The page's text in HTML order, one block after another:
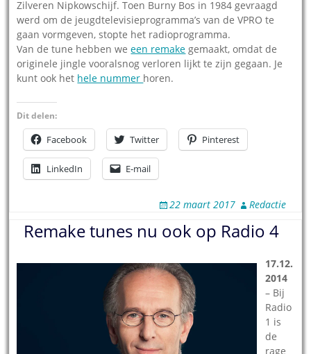
Zilveren Nipkowschijf. Toen Burny Bos in 1984 gevraagd
werd om de jeugdtelevisieprogramma’s van de VPRO te
gaan vormgeven, stopte het radioprogramma.
Van de tune hebben weeen remake gemaakt, omdat de
originele jingle vooralsnog verloren lijkt te zijn gegaan. Je
kunt ook het hele nummer horen.
Dit delen:
Facebook Twitter Pinterest
LinkedIn E-mail
22 maart 2017 Redactie
Remake tunes nu ook op Radio 4
17.12.
2014
– Bij
Radio
1 is
de
rage